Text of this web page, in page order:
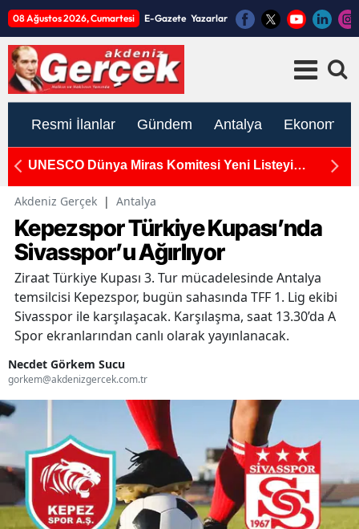
08 Ağustos 2026, Cumartesi E-Gazete Yazarlar
Resmi İlanlar Gündem Antalya Ekonomi
UNESCO Dünya Miras Komitesi Yeni Listeyi
Akdeniz Gerçek | Antalya
Kepezspor Türkiye Kupası’nda
Sivasspor’u Ağırlıyor
Ziraat Türkiye Kupası 3. Tur mücadelesinde Antalya
temsilcisi Kepezspor, bugün sahasında TFF 1. Lig ekibi
Sivasspor ile karşılaşacak. Karşılaşma, saat 13.30’da A
Spor ekranlarından canlı olarak yayınlanacak.
Necdet Görkem Sucu
gorkem@akdenizgercek.com.tr